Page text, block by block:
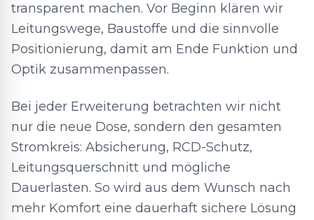
transparent machen. Vor Beginn klären wir
Leitungswege, Baustoffe und die sinnvolle
Positionierung, damit am Ende Funktion und
Optik zusammenpassen.
Bei jeder Erweiterung betrachten wir nicht
nur die neue Dose, sondern den gesamten
Stromkreis: Absicherung, RCD-Schutz,
Leitungsquerschnitt und mögliche
Dauerlasten. So wird aus dem Wunsch nach
mehr Komfort eine dauerhaft sichere Lösung